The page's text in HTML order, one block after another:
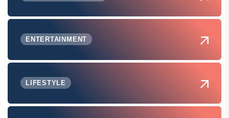
ENTERTAINMENT
LIFESTYLE